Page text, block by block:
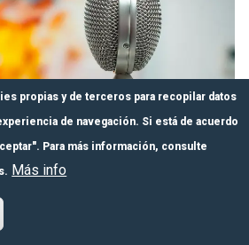
propias y de terceros para recopilar datos
de navegación. Si está de acuerdo
Para más información, consulte
Más info